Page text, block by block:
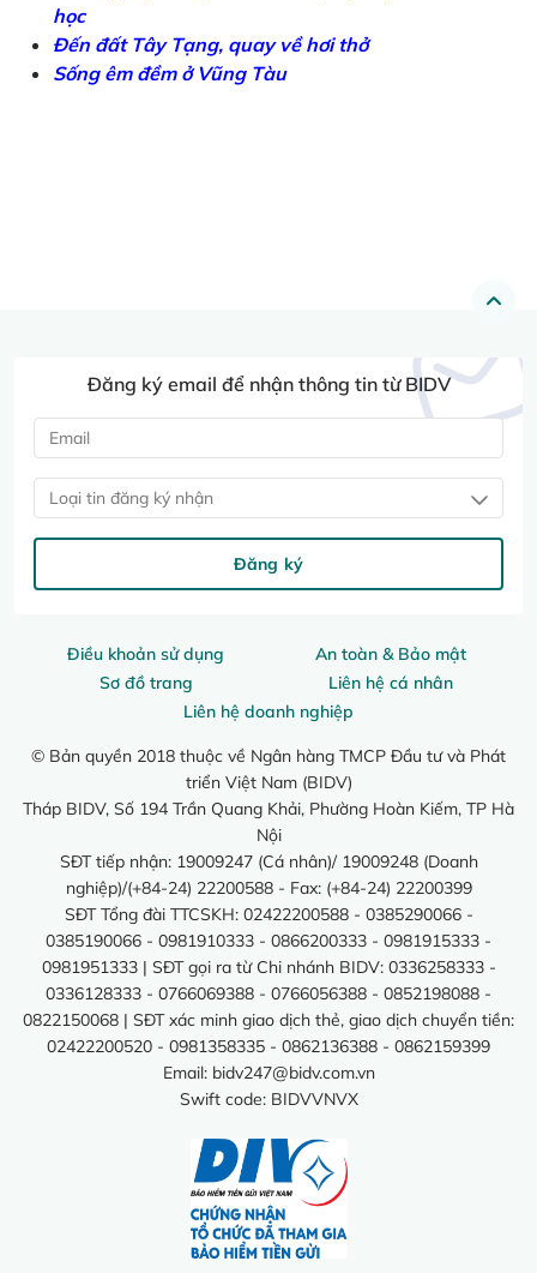
học
Đến đất Tây Tạng, quay về hơi thở
Sống êm đềm ở Vũng Tàu
Điều khoản sử dụng
An toàn & Bảo mật
Sơ đồ trang
Liên hệ cá nhân
Liên hệ doanh nghiệp
© Bản quyền 2018 thuộc về Ngân hàng TMCP Đầu tư và Phát
triển Việt Nam (BIDV)
Tháp BIDV, Số 194 Trần Quang Khải, Phường Hoàn Kiếm, TP Hà
Nội
SĐT tiếp nhận: 19009247 (Cá nhân)/ 19009248 (Doanh
nghiệp)/(+84-24) 22200588 - Fax: (+84-24) 22200399
SĐT Tổng đài TTCSKH: 02422200588 - 0385290066 -
0385190066 - 0981910333 - 0866200333 - 0981915333 -
0981951333 | SĐT gọi ra từ Chi nhánh BIDV: 0336258333 -
0336128333 - 0766069388 - 0766056388 - 0852198088 -
0822150068 | SĐT xác minh giao dịch thẻ, giao dịch chuyển tiền:
02422200520 - 0981358335 - 0862136388 - 0862159399
Email: bidv247@bidv.com.vn
Swift code: BIDVVNVX
Đăng ký email để nhận thông tin từ BIDV
Loại tin đăng ký nhận
Đăng ký